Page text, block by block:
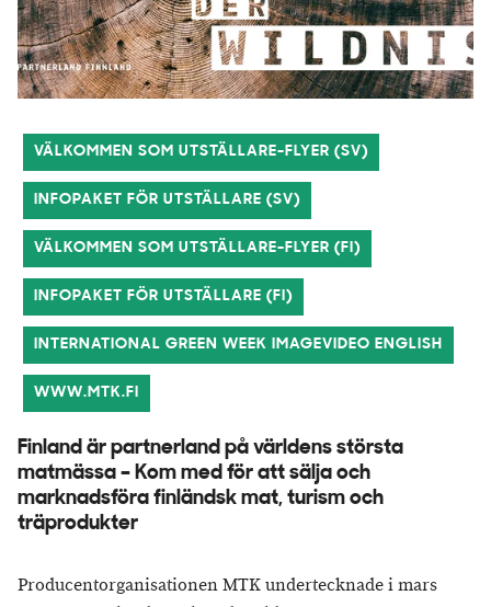
VÄLKOMMEN SOM UTSTÄLLARE-FLYER (SV)
INFOPAKET FÖR UTSTÄLLARE (SV)
VÄLKOMMEN SOM UTSTÄLLARE-FLYER (FI)
INFOPAKET FÖR UTSTÄLLARE (FI)
INTERNATIONAL GREEN WEEK IMAGEVIDEO ENGLISH
WWW.MTK.FI
Finland är partnerland på världens största
matmässa – Kom med för att sälja och
marknadsföra finländsk mat, turism och
träprodukter
Producentorganisationen MTK undertecknade i mars